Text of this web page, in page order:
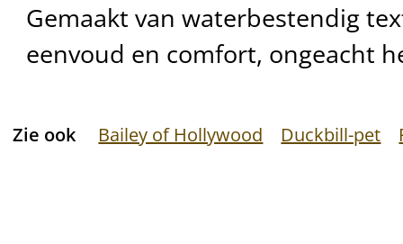
Gemaakt van waterbestendig
eenvoud en comfort, ongeacht
Zie ook Bailey of Hollywood Duckbill-pet